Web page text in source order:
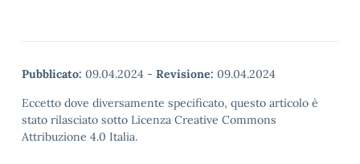
Pubblicato: 09.04.2024 - Revisione: 09.04.2024
Eccetto dove diversamente specificato, questo articolo è
stato rilasciato sotto Licenza Creative Commons
Attribuzione 4.0 Italia.